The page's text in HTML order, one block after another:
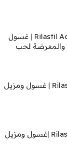
Rilastil Acnestil Cleansing Gel 400 ml | غسول
والمعرضة لحب
Rilastil Daily Care Milk Oil 100 ml | غسول ومزيل
Rilastil Daily Care Milk Oil 200 ml |غسول ومزيل